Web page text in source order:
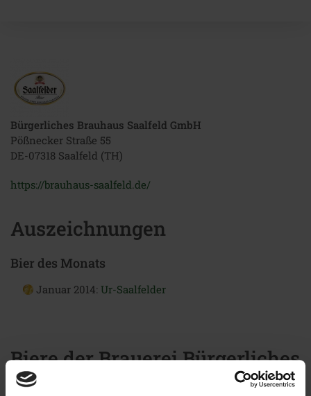
Bürgerliches Brauhaus Saalfeld GmbH
Pößnecker Straße 55
DE-07318 Saalfeld (TH)
https://brauhaus-saalfeld.de/
Auszeichnungen
Bier des Monats
Januar 2014: Ur-Saalfelder
Biere der Brauerei Bürgerliches
Brauhaus Saalfeld GmbH